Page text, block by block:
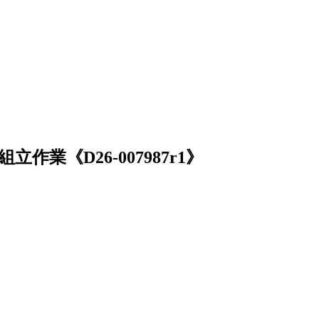
作業《D26-007987r1》